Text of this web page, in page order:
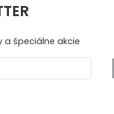
a špeciálne akcie